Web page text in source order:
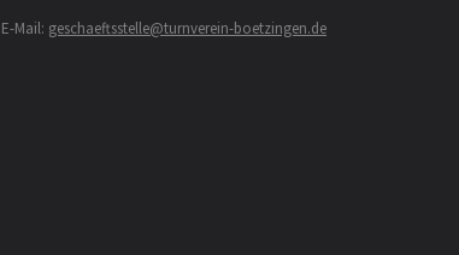
E-Mail: geschaeftsstelle@turnverein-boetzingen.de